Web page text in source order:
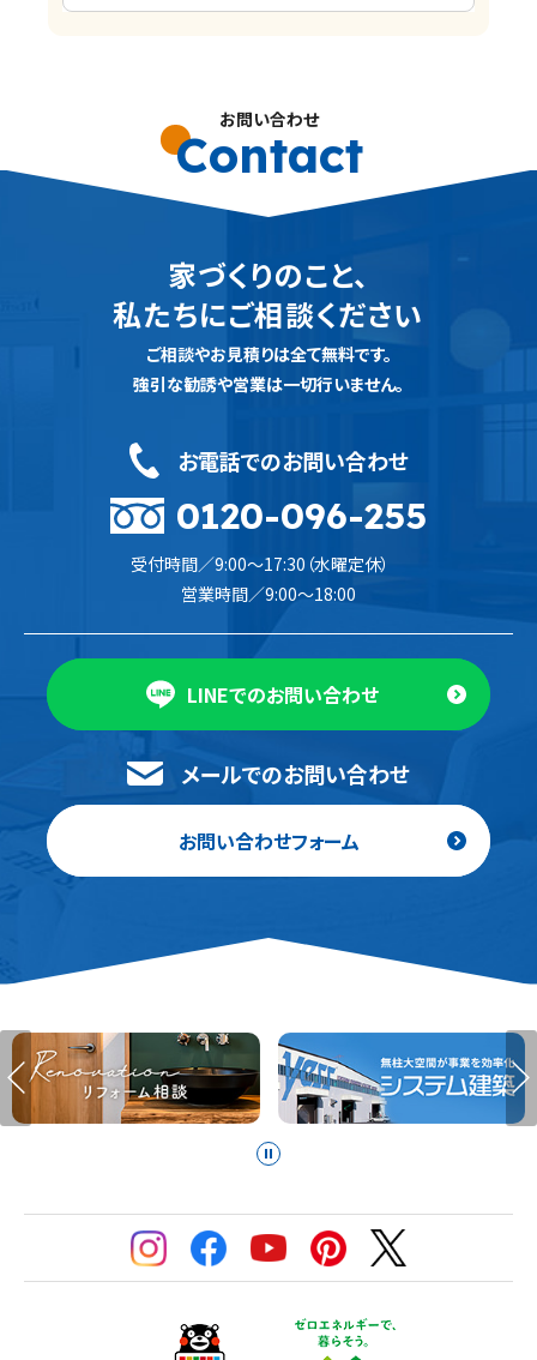
お問い合わせ
Contact
家づくりのこと、
私たちにご相談ください
ご相談やお見積りは全て無料です。
強引な勧誘や営業は一切行いません。
お電話でのお問い合わせ
0120-096-255
受付時間／9:00〜17:30（水曜定休）
営業時間／9:00〜18:00
LINEでのお問い合わせ
メールでのお問い合わせ
お問い合わせフォーム